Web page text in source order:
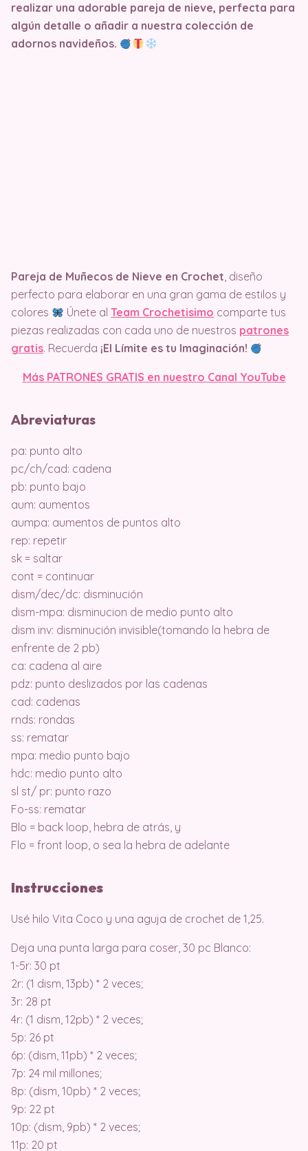
realizar una adorable pareja de nieve, perfecta para
algún detalle o añadir a nuestra colección de
adornos navideños.
Pareja de Muñecos de Nieve en Crochet, diseño
perfecto para elaborar en una gran gama de estilos y
colores
Únete alTeam Crochetisimo comparte tus
piezas realizadas con cada uno de nuestros patrones
gratis. Recuerda ¡El Límite es tu Imaginación!
Más PATRONES GRATIS en nuestro Canal YouTube
Abreviaturas
pa: punto alto
pc/ch/cad: cadena
pb: punto bajo
aum: aumentos
aumpa: aumentos de puntos alto
rep: repetir
sk = saltar
cont = continuar
dism/dec/dc: disminución
dism-mpa: disminucion de medio punto alto
dism inv: disminución invisible(tomando la hebra de
enfrente de 2 pb)
ca: cadena al aire
pdz: punto deslizados por las cadenas
cad: cadenas
rnds: rondas
ss: rematar
mpa: medio punto bajo
hdc: medio punto alto
sl st/ pr: punto razo
Fo-ss: rematar
Blo = back loop, hebra de atrás, y
Flo = front loop, o sea la hebra de adelante
Instrucciones
Usé hilo Vita Coco y una aguja de crochet de 1,25.
Deja una punta larga para coser, 30 pc Blanco:
1-5r: 30 pt
2r: (1 dism, 13pb) * 2 veces;
3r: 28 pt
4r: (1 dism, 12pb) * 2 veces;
5p: 26 pt
6p: (dism, 11pb) * 2 veces;
7p: 24 mil millones;
8p: (dism, 10pb) * 2 veces;
9p: 22 pt
10p: (dism, 9pb) * 2 veces;
11p: 20 pt